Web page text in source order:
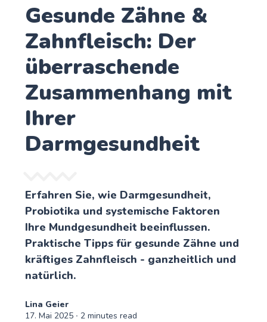
Gesunde Zähne &
Zahnfleisch: Der
überraschende
Zusammenhang mit
Ihrer
Darmgesundheit
Erfahren Sie, wie Darmgesundheit,
Probiotika und systemische Faktoren
Ihre Mundgesundheit beeinflussen.
Praktische Tipps für gesunde Zähne und
kräftiges Zahnfleisch - ganzheitlich und
natürlich.
Lina Geier
17. Mai 2025 ∙ 2 minutes read